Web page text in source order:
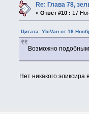
Re: Глава 78,
«Ответ #10 : 17
Цитата: YbiVan от 16
Возможно подобным
Нет никакого